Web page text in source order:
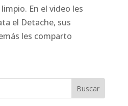
En el video les
el Detache, sus
les comparto
Buscar